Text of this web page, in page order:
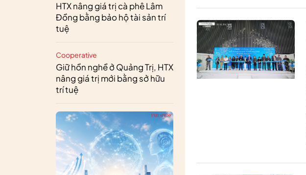
HTX nâng giá trị cà phê Lâm
Đồng bằng bảo hộ tài sản trí
tuệ
Cooperative
Giữ hồn nghề ở Quảng Trị, HTX
nâng giá trị mới bằng sở hữu
trí tuệ